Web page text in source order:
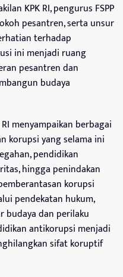
KPK RI, pengurus FSPP
pesantren, serta unsur
terhadap
ini menjadi ruang
pesantren dan
budaya
menyampaikan berbagai
korupsi yang selama ini
pendidikan
hingga penindakan
korupsi
pendekatan hukum,
budaya dan perilaku
antikorupsi menjadi
sifat koruptif